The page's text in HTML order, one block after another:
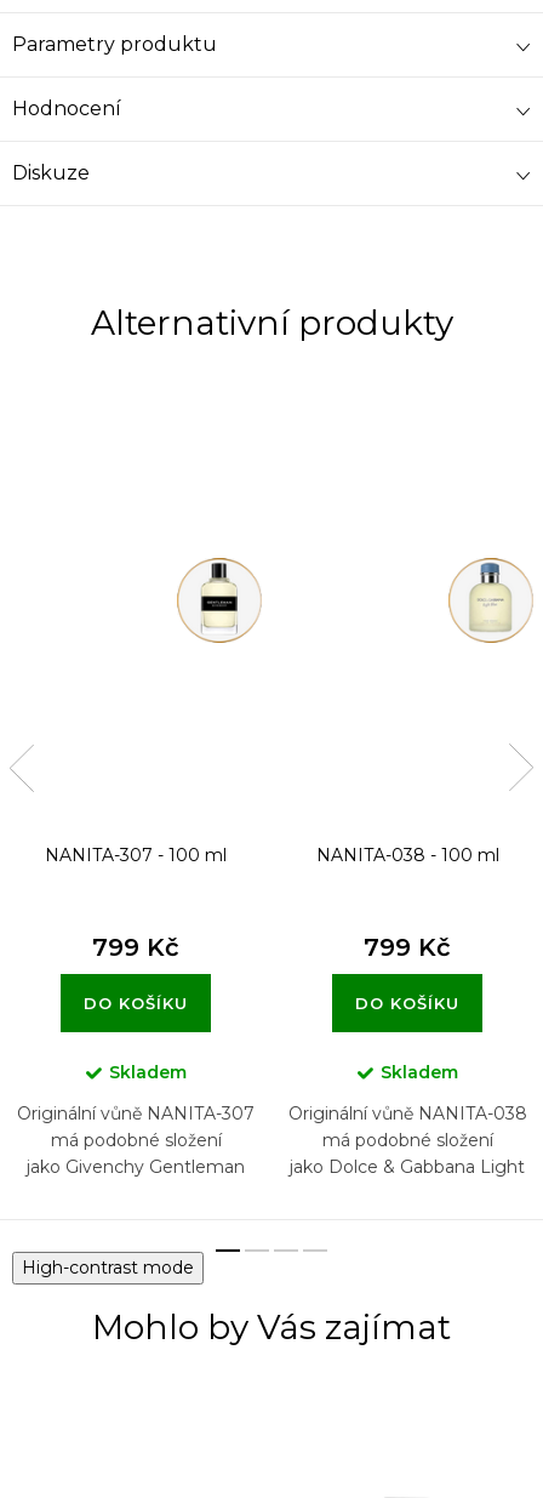
Parametry produktu
Hodnocení
Diskuze
NANITA-307 - 100 ml
799 Kč
DO KOŠÍKU
Skladem
Originální vůně NANITA-307
má podobné složení
jako Givenchy Gentleman
NANITA-038 - 100 ml
799 Kč
DO KOŠÍKU
Skladem
Originální vůně NANITA-038
má podobné složení
jako Dolce & Gabbana Light
High-contrast mode
Mohlo by Vás zajímat